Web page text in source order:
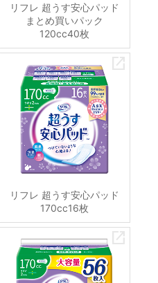
リフレ 超うす安心パッド
まとめ買いパック
120cc40枚
リフレ 超うす安心パッド
170cc16枚